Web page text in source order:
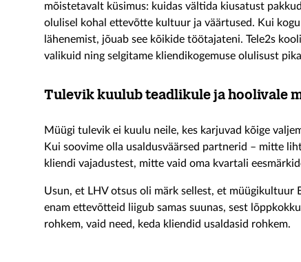
mõistetavalt küsimus: kuidas vältida kiusatust
olulisel kohal ettevõtte kultuur ja väärtused. Kui
lähenemist, jõuab see kõikide töötajateni. Tele2s
valikuid ning selgitame kliendikogemuse olulisust
Tulevik kuulub teadlikule ja hoolivale
Müügi tulevik ei kuulu neile, kes karjuvad kõige
Kui soovime olla usaldusväärsed partnerid – mitte
kliendi vajadustest, mitte vaid oma kvartali
Usun, et LHV otsus oli märk sellest, et müügikultuur
enam ettevõtteid liigub samas suunas, sest
rohkem, vaid need, keda kliendid usaldasid rohkem.